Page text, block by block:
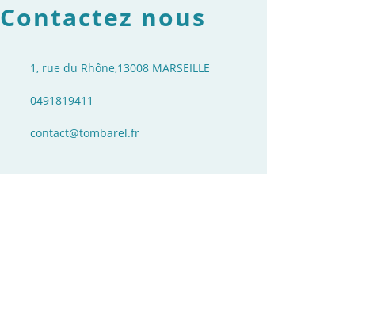
Contactez nous
1, rue du Rhône,13008 MARSEILLE
0491819411
contact@tombarel.fr